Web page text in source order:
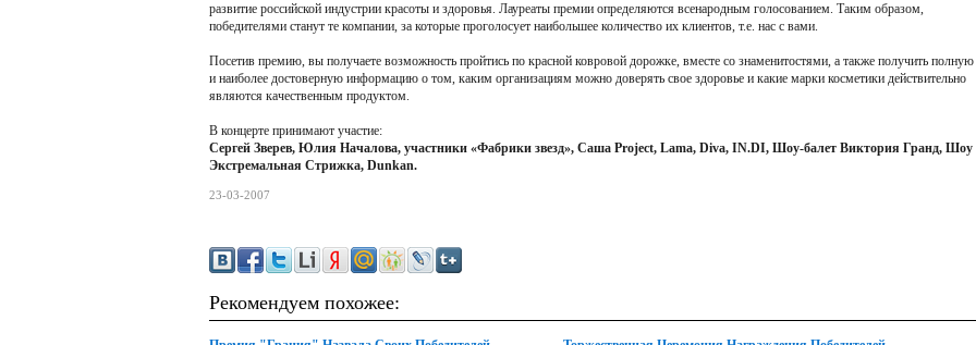
развитие российской индустрии красоты и здоровья. Лауреаты премии определяются всенародным голосованием. Таким образом,
победителями станут те компании, за которые проголосует наибольшее количество их клиентов, т.е. нас с вами.
Посетив премию, вы получаете возможность пройтись по красной ковровой дорожке, вместе со знаменитостями, а также получить полную
и наиболее достоверную информацию о том, каким организациям можно доверять свое здоровье и какие марки косметики действительно
являются качественным продуктом.
В концерте принимают участие:
Сергей Зверев, Юлия Началова, участники «Фабрики звезд», Саша Project, Lama, Diva, IN.DI, Шоу-балет Виктория Гранд, Шоу
Экстремальная Стрижка, Dunkan.
23-03-2007
Рекомендуем похожее: